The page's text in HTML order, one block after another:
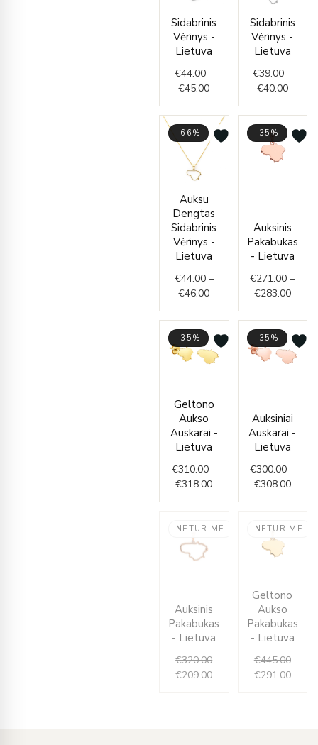
Sidabrinis
Vėrinys -
Lietuva
€44.00 –
€45.00
range:
through
€45.00
Sidabrinis
Vėrinys -
Lietuva
€39.00 –
€40.00
range:
€40.00
-66%
Auksu
Dengtas
Sidabrinis
Vėrinys -
Lietuva
€44.00 –
€46.00
€44.00
through
-35%
Auksinis
Pakabukas
- Lietuva
€271.00 –
€283.00
-35%
Geltono
Aukso
Auskarai -
Lietuva
€310.00 –
€318.00
range:
-35%
Auksiniai
Auskarai -
Lietuva
€300.00 –
€308.00
NETURIME
Auksinis
Pakabukas
- Lietuva
€320.00
was:
€320.00.
€209.00
is:
€209.00.
NETURIME
Geltono
Aukso
Pakabukas
- Lietuva
€445.00
price
€291.00
price